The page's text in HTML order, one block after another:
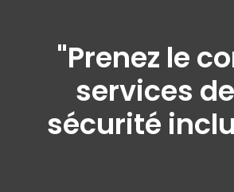
"Prenez le
services
sécurité